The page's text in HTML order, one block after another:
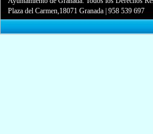
Plaza del Carmen,18071 Granada |958 539 697